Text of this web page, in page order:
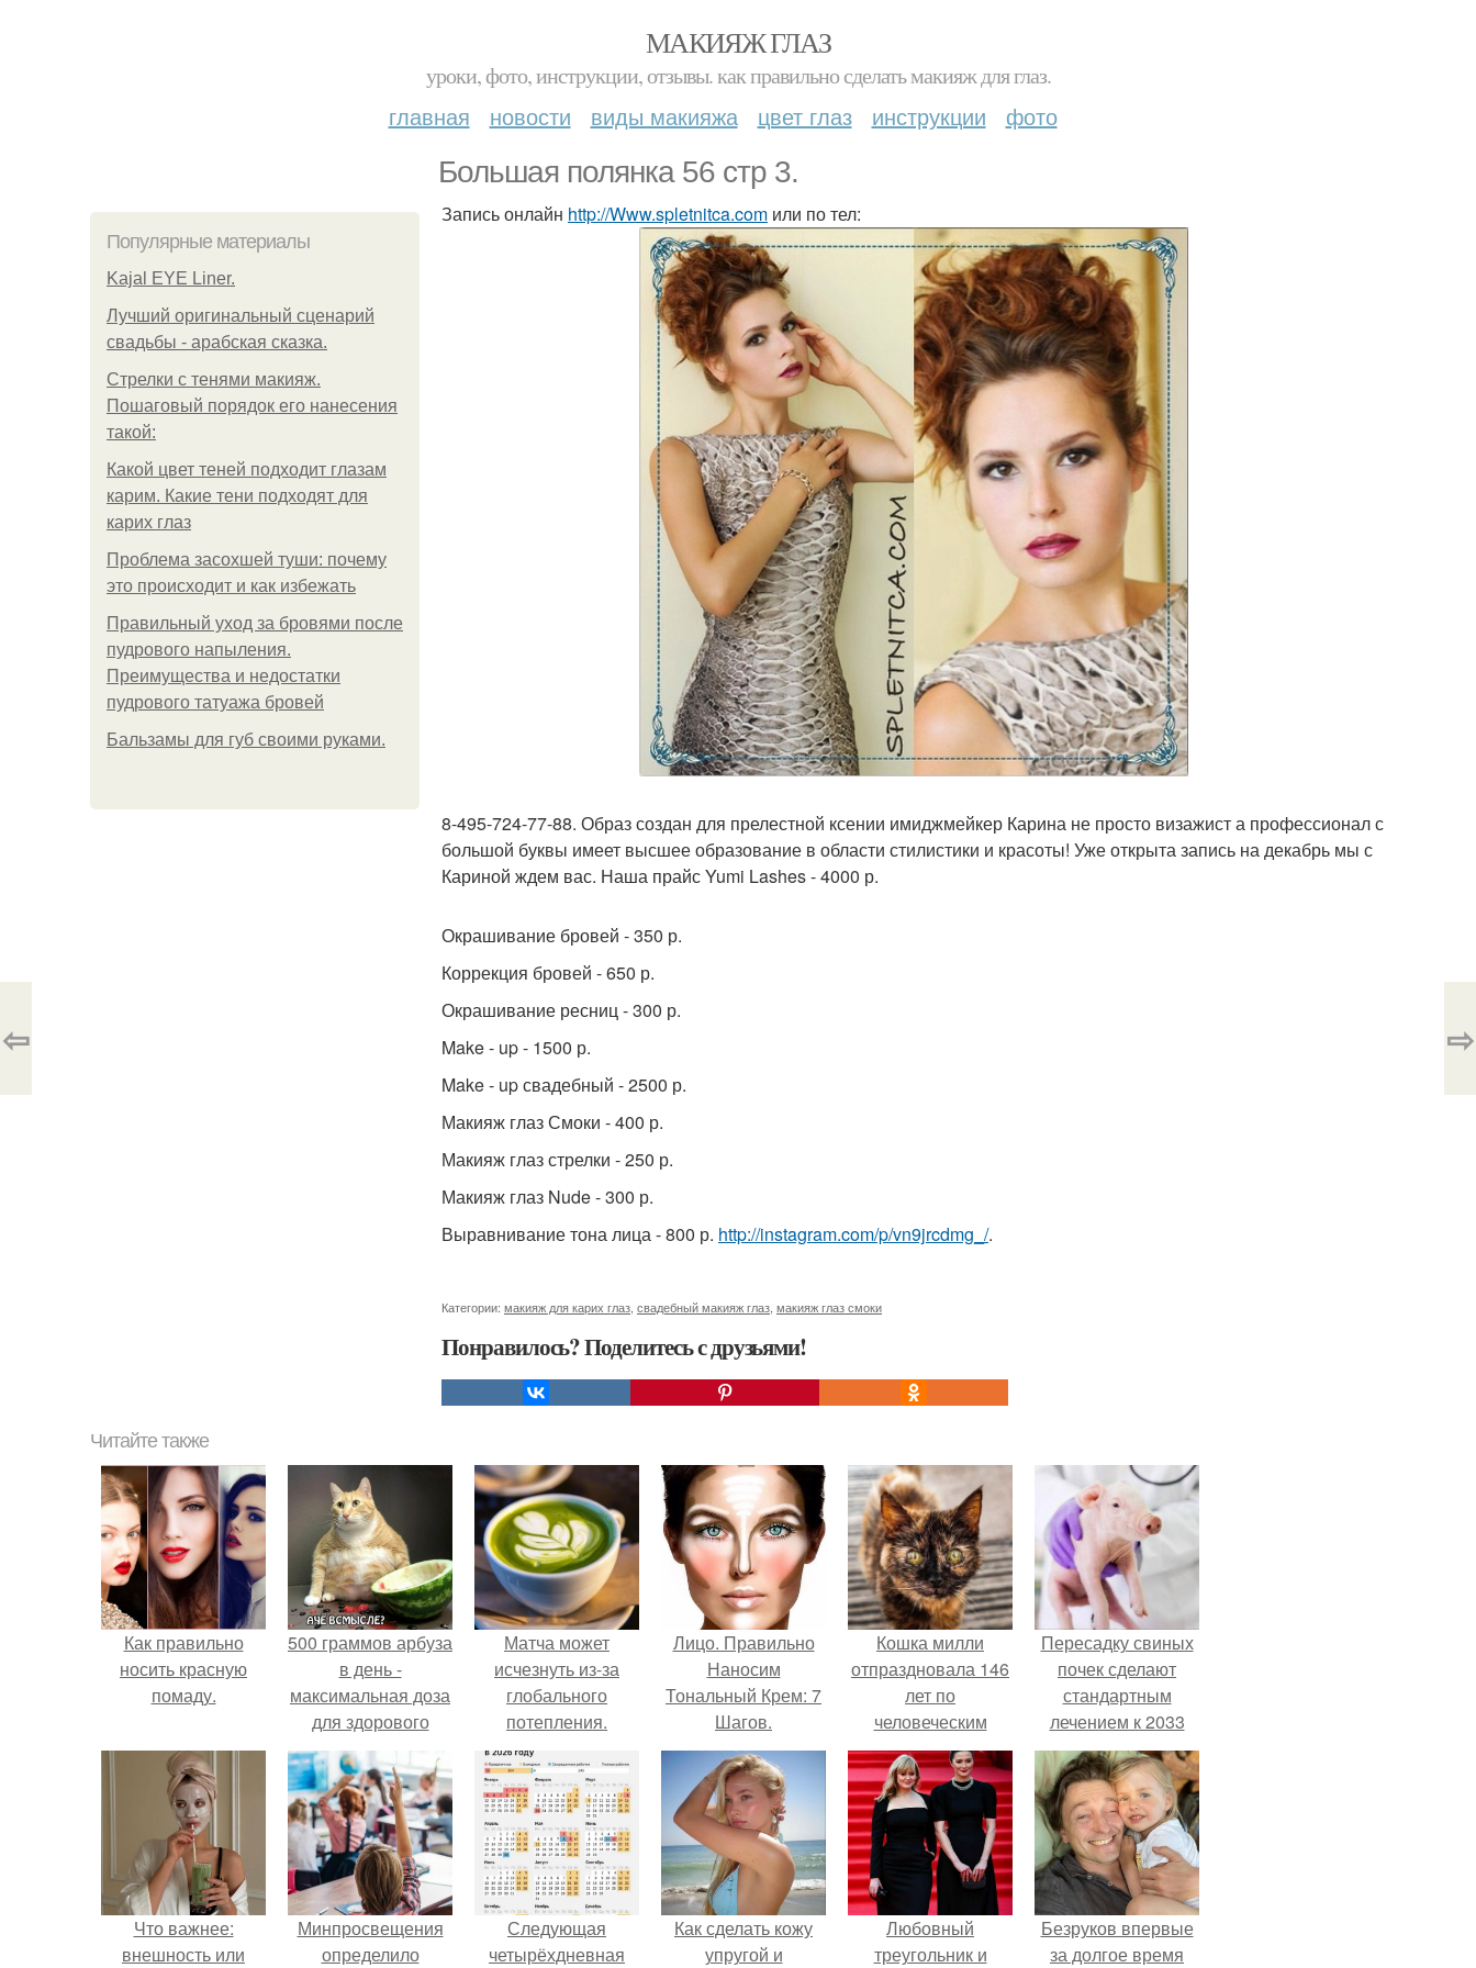
МАКИЯЖ ГЛАЗ
уроки, фото, инструкции, отзывы. как правильно сделать макияж для глаз.
главная новости виды макияжа цвет глаз инструкции фото
Большая полянка 56 стр 3.
Популярные материалы
Kajal EYE Liner.
Лучший оригинальный сценарий
свадьбы - арабская сказка.
Стрелки с тенями макияж.
Пошаговый порядок его нанесения
такой:
Какой цвет теней подходит глазам
карим. Какие тени подходят для
карих глаз
Проблема засохшей туши: почему
это происходит и как избежать
Правильный уход за бровями после
пудрового напыления.
Преимущества и недостатки
пудрового татуажа бровей
Бальзамы для губ своими руками.
Запись онлайн http://Www.spletnitca.com или по тел:
8-495-724-77-88. Образ создан для прелестной ксении имиджмейкер Карина не просто визажист а профессионал с
большой буквы имеет высшее образование в области стилистики и красоты! Уже открыта запись на декабрь мы с
Кариной ждем вас. Наша прайс Yumi Lashes - 4000 р.
Окрашивание бровей - 350 р.
Коррекция бровей - 650 р.
Окрашивание ресниц - 300 р.
Make - up - 1500 р.
Make - up свадебный - 2500 р.
Макияж глаз Смоки - 400 р.
Макияж глаз стрелки - 250 р.
Макияж глаз Nude - 300 р.
Выравнивание тона лица - 800 р. http://instagram.com/p/vn9jrcdmg_/.
Категории: макияж для карих глаз свадебный макияж глаз макияж глаз смоки
Понравилось? Поделитесь с друзьями!
⇦ ⇨
Читайте также
Как правильно
носить красную
помаду.
500 граммов арбуза
в день -
максимальная доза
для здорового
взрослого,
предупредили
врачи.
Матча может
исчезнуть из-за
глобального
потепления.
Лицо. Правильно
Наносим
Тональный Крем: 7
Шагов.
Кошка милли
отпраздновала 146
лет по
человеческим
Меркам и
претендует на
звание самой
старой в мире.
Пересадку свиных
почек сделают
стандартным
лечением к 2033
году в Японии.
Что важнее:
внешность или
Минпросвещения
определило
Следующая
четырёхдневная
Как сделать кожу
упругой и
Любовный
треугольник и
Безруков впервые
за долгое время